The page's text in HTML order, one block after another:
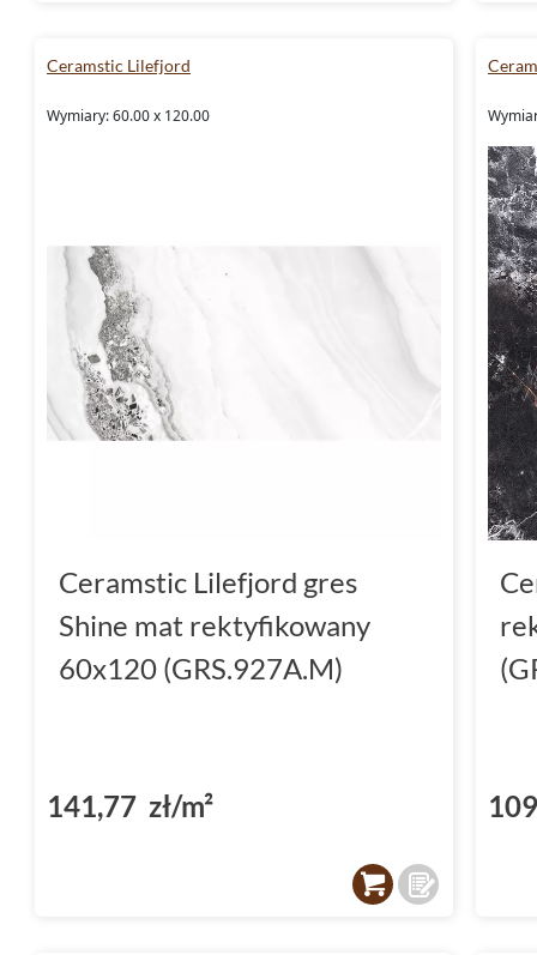
Ceramstic Lilefjord
Wymiary: 60.00 x 120.00
Ceramstic Lilefjord gres
Shine mat rektyfikowany
60x120 (GRS.927A.M)
141,77 zł/m²